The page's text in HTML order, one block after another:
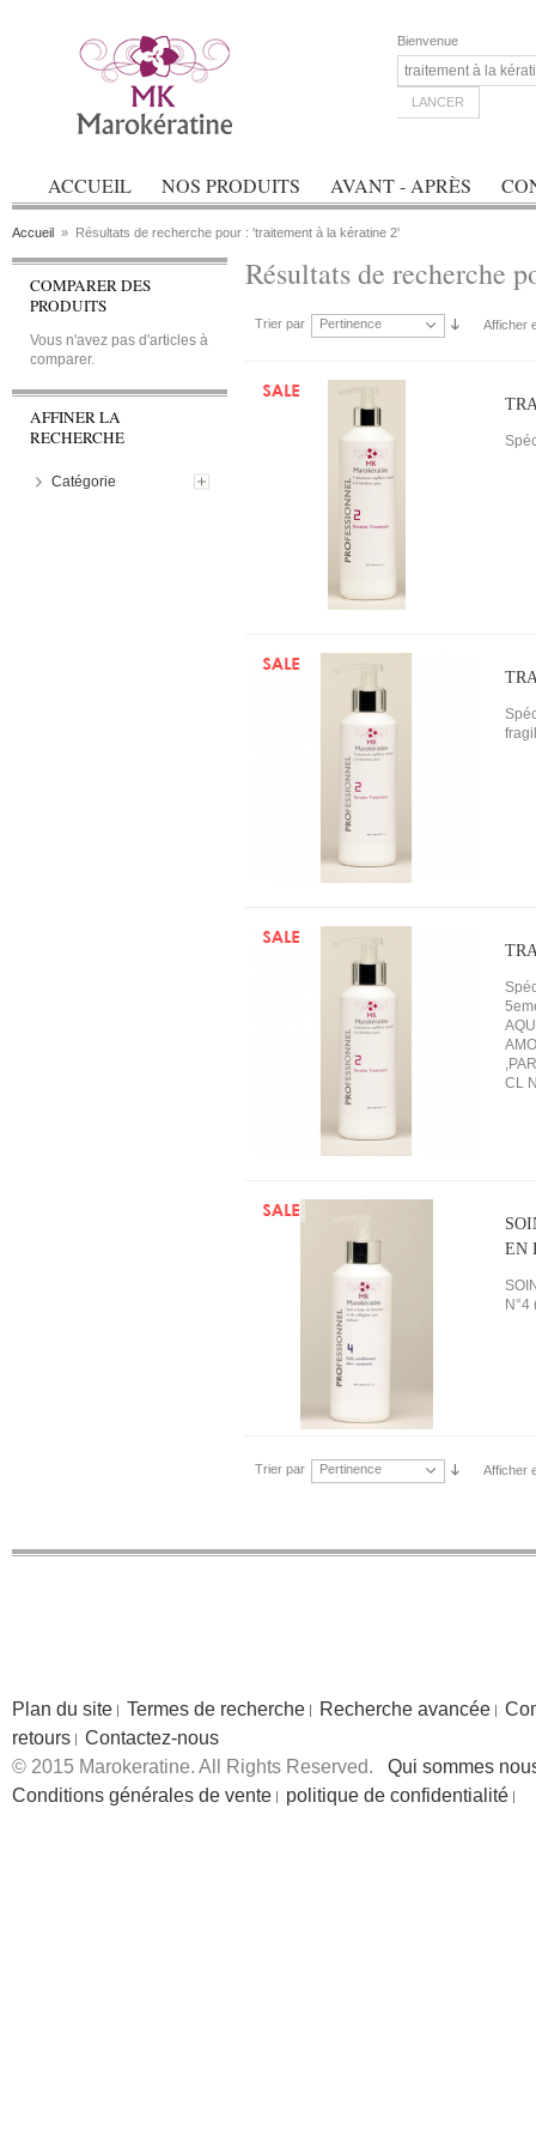
Bienvenue
LANCER
ACCUEIL NOS PRODUITS AVANT - APRÈS
Accueil » Résultats de recherche pour : 'traitement à la kératine 2'
Résultats de recherche
Trier par Pertinence Afficher
CL
EN
Trier par Pertinence Afficher
COMPARER DES
PRODUITS
Vous n'avez pas d'articles à
comparer.
AFFINER LA
RECHERCHE
Catégorie
Plan du site Termes de recherche Recherche avancée
retours
Contactez-nous
© 2015 Marokeratine. All Rights Reserved. Qui sommes
Conditions générales de vente
politique de confidentialité